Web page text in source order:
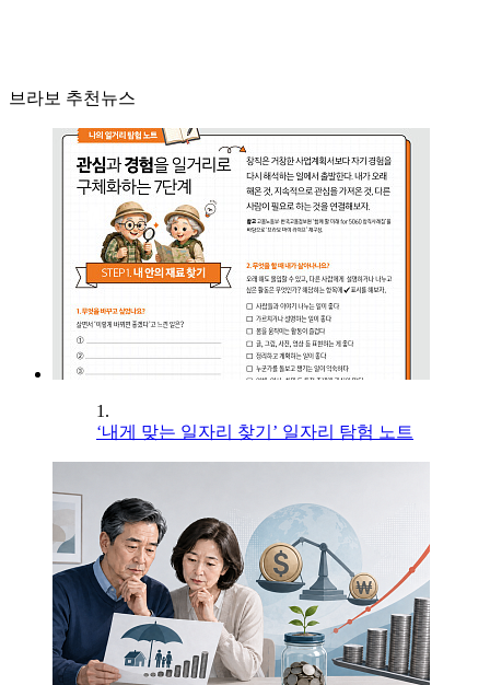
브라보 추천뉴스
1.
‘내게 맞는 일자리 찾기’ 일자리 탐험 노트